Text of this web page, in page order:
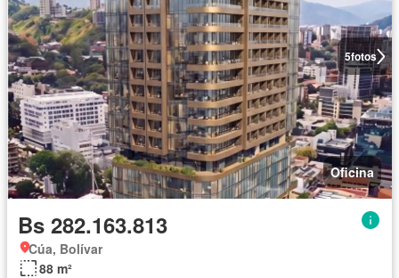
5fotos
Oficina
Bs 282.163.813
Cúa, Bolívar
88 m²